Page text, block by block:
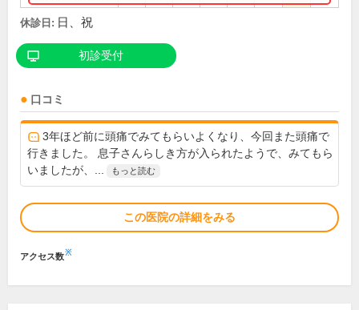
休診日: 日、祝
初診受付
口コミ
3年ほど前に頭痛でみてもらいよくなり、今回また頭痛で
行きました。 息子さんらしき方が入られたようで、みてもら
いましたが、...
もっと読む
この医院の詳細をみる
アクセス数※